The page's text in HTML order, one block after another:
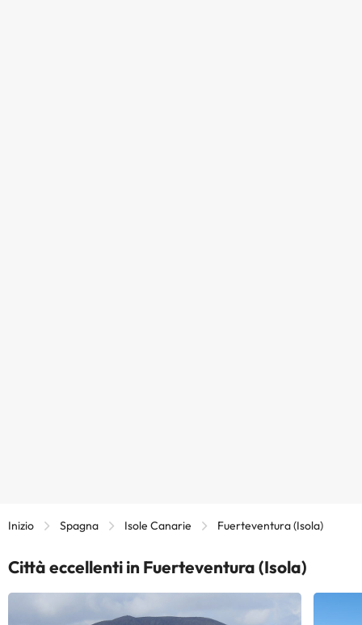
Inizio Spagna Isole Canarie Fuerteventura (Isola)
Città eccellenti in Fuerteventura (Isola)